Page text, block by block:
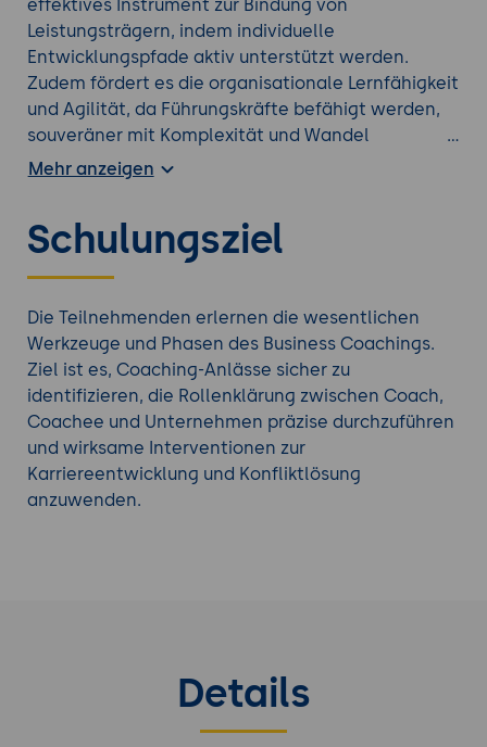
effektives Instrument zur Bindung von
Leistungsträgern, indem individuelle
Entwicklungspfade aktiv unterstützt werden.
Zudem fördert es die organisationale Lernfähigkeit
und Agilität, da Führungskräfte befähigt werden,
souveräner mit Komplexität und Wandel
umzugehen. Letztlich sichert Business Coaching
Potenziale.
Mehr anzeigen
Schulungsziel
Die Teilnehmenden erlernen die wesentlichen
Werkzeuge und Phasen des Business Coachings.
Ziel ist es, Coaching-Anlässe sicher zu
identifizieren, die Rollenklärung zwischen Coach,
Coachee und Unternehmen präzise durchzuführen
und wirksame Interventionen zur
Karriereentwicklung und Konfliktlösung
anzuwenden.
Details